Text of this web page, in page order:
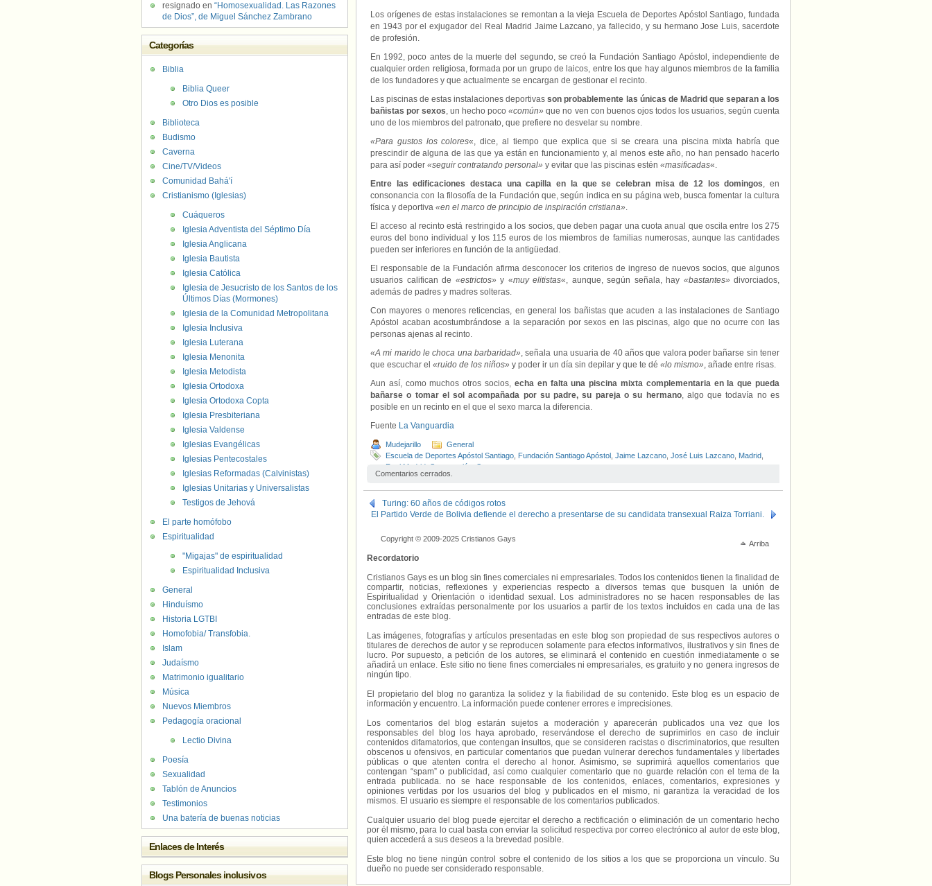
Los orígenes de estas instalaciones se remontan a la vieja Escuela de Deportes Apóstol Santiago, fundada
en 1943 por el exjugador del Real Madrid Jaime Lazcano, ya fallecido, y su hermano Jose Luis, sacerdote
de profesión.
En 1992, poco antes de la muerte del segundo, se creó la Fundación Santiago Apóstol, independiente de
cualquier orden religiosa, formada por un grupo de laicos, entre los que hay algunos miembros de la familia
de los fundadores y que actualmente se encargan de gestionar el recinto.
Las piscinas de estas instalaciones deportivasson probablemente las únicas de Madrid que separan a los
bañistas por sexos, un hecho poco«común» que no ven con buenos ojos todos los usuarios, según cuenta
uno de los miembros del patronato, que prefiere no desvelar su nombre.
«Para gustos los colores«, dice, al tiempo que explica que si se creara una piscina mixta habría que
prescindir de alguna de las que ya están en funcionamiento y, al menos este año, no han pensado hacerlo
para así poder «seguir contratando personal» y evitar que las piscinas estén «masificadas«.
Entre las edificaciones destaca una capilla en la que se celebran misa de 12 los domingos, en
consonancia con la filosofía de la Fundación que, según indica en su página web, busca fomentar la cultura
física y deportiva «en el marco de principio de inspiración cristiana».
El acceso al recinto está restringido a los socios, que deben pagar una cuota anual que oscila entre los 275
euros del bono individual y los 115 euros de los miembros de familias numerosas, aunque las cantidades
pueden ser inferiores en función de la antigüedad.
El responsable de la Fundación afirma desconocer los criterios de ingreso de nuevos socios, que algunos
usuarios califican de «estrictos» y «muy elitistas«, aunque, según señala, hay «bastantes» divorciados,
además de padres y madres solteras.
Con mayores o menores reticencias, en general los bañistas que acuden a las instalaciones de Santiago
Apóstol acaban acostumbrándose a la separación por sexos en las piscinas, algo que no ocurre con las
personas ajenas al recinto.
«A mi marido le choca una barbaridad», señala una usuaria de 40 años que valora poder bañarse sin tener
que escuchar el «ruido de los niños» y poder ir un día sin depilar y que te dé «lo mismo», añade entre risas.
Aun así, como muchos otros socios, echa en falta una piscina mixta complementaria en la que pueda
bañarse o tomar el sol acompañada por su padre, su pareja o su hermano, algo que todavía no es
posible en un recinto en el que el sexo marca la diferencia.
Fuente La Vanguardia
Mudejarillo
General
Escuela de Deportes Apóstol Santiago Fundación Santiago Apóstol Jaime Lazcano José Luis Lazcano Madrid
Real Madrid Segregación
Sexos
Comentarios cerrados.
Turing: 60 años de códigos rotos
El Partido Verde de Bolivia defiende el derecho a presentarse de su candidata transexual Raiza Torriani.
Arriba
Copyright © 2009-2025 Cristianos Gays
Recordatorio
Cristianos Gays es un blog sin fines comerciales ni empresariales. Todos los contenidos tienen la finalidad de
compartir, noticias, reflexiones y experiencias respecto a diversos temas que busquen la unión de
Espiritualidad y Orientación o identidad sexual. Los administradores no se hacen responsables de las
conclusiones extraídas personalmente por los usuarios a partir de los textos incluidos en cada una de las
entradas de este blog.
Las imágenes, fotografías y artículos presentadas en este blog son propiedad de sus respectivos autores o
titulares de derechos de autor y se reproducen solamente para efectos informativos, ilustrativos y sin fines de
lucro. Por supuesto, a petición de los autores, se eliminará el contenido en cuestión inmediatamente o se
añadirá un enlace. Este sitio no tiene fines comerciales ni empresariales, es gratuito y no genera ingresos de
ningún tipo.
El propietario del blog no garantiza la solidez y la fiabilidad de su contenido. Este blog es un espacio de
información y encuentro. La información puede contener errores e imprecisiones.
Los comentarios del blog estarán sujetos a moderación y aparecerán publicados una vez que los
responsables del blog los haya aprobado, reservándose el derecho de suprimirlos en caso de incluir
contenidos difamatorios, que contengan insultos, que se consideren racistas o discriminatorios, que resulten
obscenos u ofensivos, en particular comentarios que puedan vulnerar derechos fundamentales y libertades
públicas o que atenten contra el derecho al honor. Asimismo, se suprimirá aquellos comentarios que
contengan “spam” o publicidad, así como cualquier comentario que no guarde relación con el tema de la
entrada publicada. no se hace responsable de los contenidos, enlaces, comentarios, expresiones y
opiniones vertidas por los usuarios del blog y publicados en el mismo, ni garantiza la veracidad de los
mismos. El usuario es siempre el responsable de los comentarios publicados.
Cualquier usuario del blog puede ejercitar el derecho a rectificación o eliminación de un comentario hecho
por él mismo, para lo cual basta con enviar la solicitud respectiva por correo electrónico al autor de este blog,
quien accederá a sus deseos a la brevedad posible.
Este blog no tiene ningún control sobre el contenido de los sitios a los que se proporciona un vínculo. Su
dueño no puede ser considerado responsable.
resignado en “Homosexualidad. Las Razones
de Dios”, de Miguel Sánchez Zambrano
Categorías
Biblia
Biblia Queer
Otro Dios es posible
Biblioteca
Budismo
Caverna
Cine/TV/Videos
Comunidad Bahá'í
Cristianismo (Iglesias)
Cuáqueros
Iglesia Adventista del Séptimo Día
Iglesia Anglicana
Iglesia Bautista
Iglesia Católica
Iglesia de Jesucristo de los Santos de los
Últimos Días (Mormones)
Iglesia de la Comunidad Metropolitana
Iglesia Inclusiva
Iglesia Luterana
Iglesia Menonita
Iglesia Metodista
Iglesia Ortodoxa
Iglesia Ortodoxa Copta
Iglesia Presbiteriana
Iglesia Valdense
Iglesias Evangélicas
Iglesias Pentecostales
Iglesias Reformadas (Calvinistas)
Iglesias Unitarias y Universalistas
Testigos de Jehová
El parte homófobo
Espiritualidad
"Migajas" de espiritualidad
Espiritualidad Inclusiva
General
Hinduísmo
Historia LGTBI
Homofobia/ Transfobia.
Islam
Judaísmo
Matrimonio igualitario
Música
Nuevos Miembros
Pedagogía oracional
Lectio Divina
Poesía
Sexualidad
Tablón de Anuncios
Testimonios
Una batería de buenas noticias
Enlaces de Interés
Blogs Personales inclusivos